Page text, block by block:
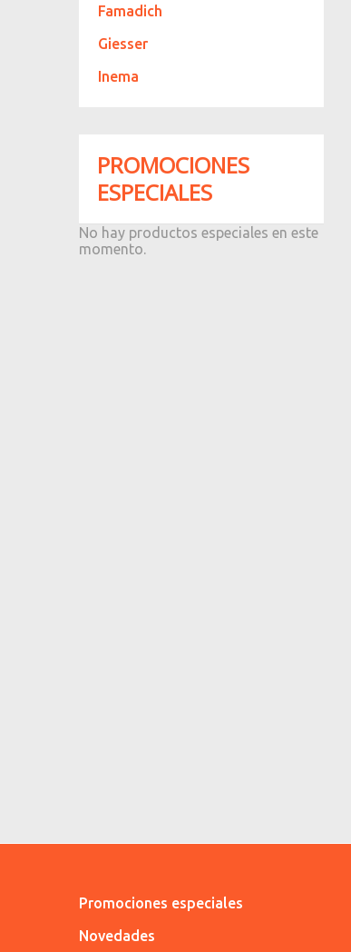
Famadich
Giesser
Inema
PROMOCIONES
ESPECIALES
No hay productos especiales en este
momento.
Promociones especiales
Novedades